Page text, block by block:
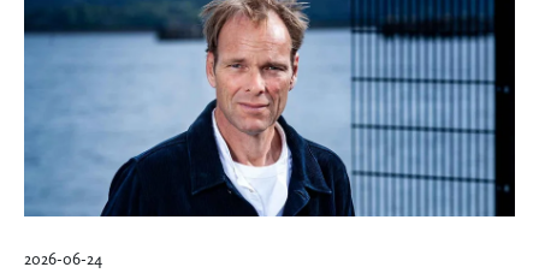
2026-06-24